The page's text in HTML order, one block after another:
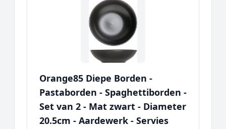
Orange85 Diepe Borden -
Pastaborden - Spaghettiborden -
Set van 2 - Mat zwart - Diameter
20.5cm - Aardewerk - Servies